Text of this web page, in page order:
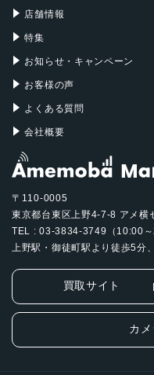
店舗情報
特集
お知らせ・キャンペーン
お客様の声
よくある質問
会社概要
〒110-0005
東京都台東区上野4-7-8 アメ横
TEL : 03-3834-3749（10:00～
上野駅・御徒町駅より徒歩5分
買取サイト
カ